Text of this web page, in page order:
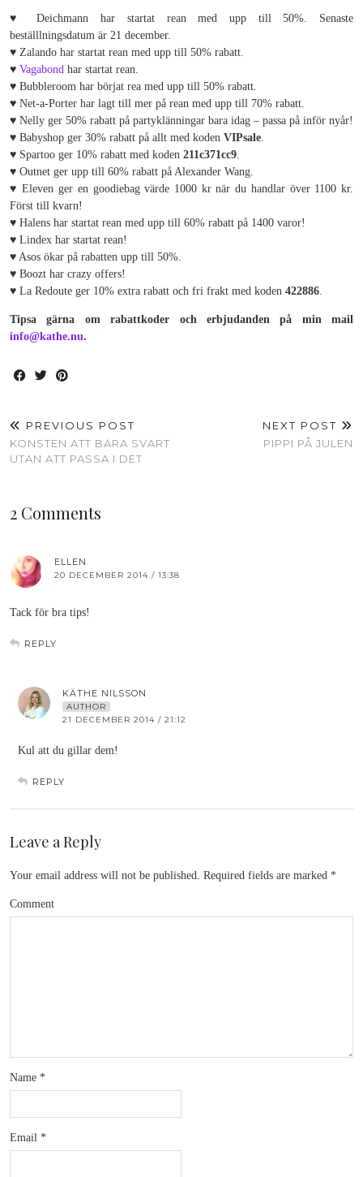
♥ Deichmann har startat rean med upp till 50%. Senaste
beställlningsdatum är 21 december.
♥ Zalando har startat rean med upp till 50% rabatt.
♥ Vagabond har startat rean.
♥ Bubbleroom har börjat rea med upp till 50% rabatt.
♥ Net-a-Porter har lagt till mer på rean med upp till 70% rabatt.
♥ Nelly ger 50% rabatt på partyklänningar bara idag – passa på inför nyår!
♥ Babyshop ger 30% rabatt på allt med koden VIPsale
♥ Spartoo ger 10% rabatt med koden 211c371cc9
♥ Outnet ger upp till 60% rabatt på Alexander Wang.
♥ Eleven ger en goodiebag värde 1000 kr när du handlar över 1100 kr.
Först till kvarn!
♥ Halens har startat rean med upp till 60% rabatt på 1400 varor!
♥ Lindex har startat rean!
♥ Asos ökar på rabatten upp till 50%.
♥ Boozt har crazy offers!
♥ La Redoute ger 10% extra rabatt och fri frakt med koden 422886
Tipsa gärna om rabattkoder och erbjudanden på min mail
info@kathe.nu.
PREVIOUS POST
KONSTEN ATT BÄRA SVART
UTAN ATT PASSA I DET
NEXT POST
PIPPI PÅ JULEN
2 Comments
ELLEN
20 DECEMBER 2014 / 13:38
Tack för bra tips!
REPLY
KÄTHE NILSSON
AUTHOR
21 DECEMBER 2014 / 21:12
Kul att du gillar dem!
REPLY
Leave a Reply
Your email address will not be published. Required fields are marked *
Comment
Name *
Email *